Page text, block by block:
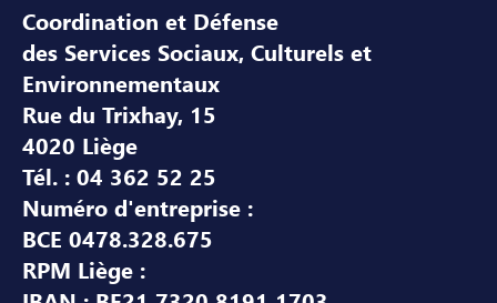
Coordination et Défense
des Services Sociaux, Culturels et
Environnementaux
Rue du Trixhay, 15
4020 Liège
Tél. : 04 362 52 25
Numéro d'entreprise :
BCE 0478.328.675
RPM Liège :